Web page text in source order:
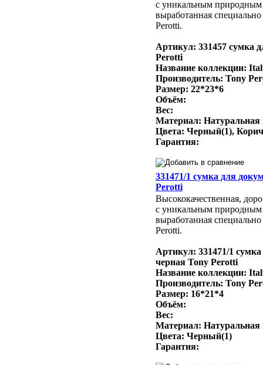
с уникальным природным
выработанная
Perotti.
Артикул: 331457 сумка
Perotti
Название коллекции:
Производитель: Tony
Размер: 22*23*6
Объём:
Вес:
Материал: Натуральная
Цвета: Черный(1),
Гарантия:
331471/1 сумка для
Perotti
Высококачественная,
с уникальным природным
выработанная
Perotti.
Артикул: 331471/1
черная Tony Perotti
Название коллекции:
Производитель: Tony
Размер: 16*21*4
Объём:
Вес:
Материал: Натуральная
Цвета: Черный(1)
Гарантия: